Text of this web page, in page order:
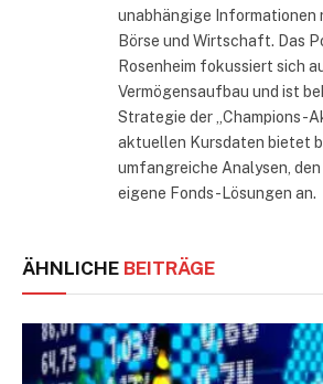
unabhängige Informationen
Börse und Wirtschaft. Das
Rosenheim fokussiert sich
Vermögensaufbau und ist
Strategie der „Champions-
aktuellen Kursdaten bietet
umfangreiche Analysen,
eigene Fonds-Lösungen an.
ÄHNLICHE BEITRÄGE